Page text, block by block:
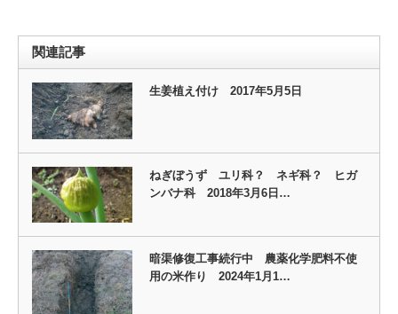
関連記事
生姜植え付け 2017年5月5日
ねぎぼうず ユリ科？ ネギ科？ ヒガ
ンバナ科 2018年3月6日…
暗渠修復工事続行中 農薬化学肥料不使
用の米作り 2024年1月1…